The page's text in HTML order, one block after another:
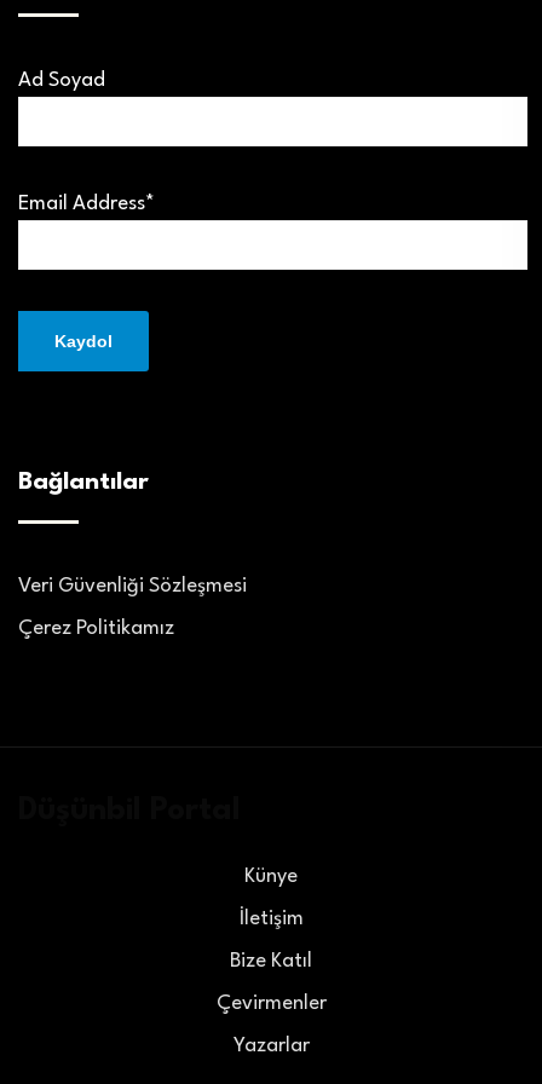
Ad Soyad
Email Address*
Bağlantılar
Veri Güvenliği Sözleşmesi
Çerez Politikamız
Künye
İletişim
Bize Katıl
Çevirmenler
Yazarlar